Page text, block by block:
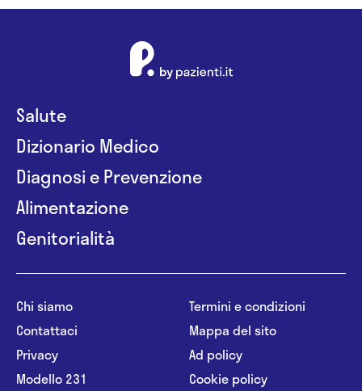
Salute
Dizionario Medico
Diagnosi e Prevenzione
Alimentazione
Genitorialità
Chi siamo
Contattaci
Privacy
Modello 231
Termini e condizioni
Mappa del sito
Ad policy
Cookie policy